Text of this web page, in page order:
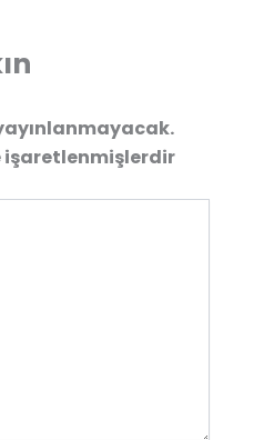
işaretlenmişlerdir